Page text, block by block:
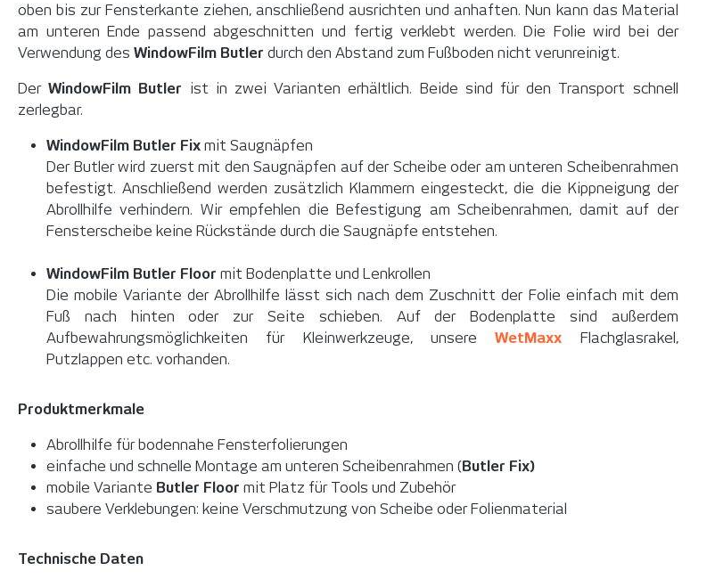
oben bis zur Fensterkante ziehen, anschließend ausrichten und anhaften. Nun kann das Material
am unteren Ende passend abgeschnitten und fertig verklebt werden. Die Folie wird bei der
Verwendung des WindowFilm Butler durch den Abstand zum Fußboden nicht verunreinigt.
DerWindowFilm Butler ist in zwei Varianten erhältlich. Beide sind für den Transport schnell
zerlegbar.
WindowFilm Butler Fix mit Saugnäpfen
Der Butler wird zuerst mit den Saugnäpfen auf der Scheibe oder am unteren Scheibenrahmen
befestigt. Anschließend werden zusätzlich Klammern eingesteckt, die die Kippneigung der
Abrollhilfe verhindern. Wir empfehlen die Befestigung am Scheibenrahmen, damit auf der
Fensterscheibe keine Rückstände durch die Saugnäpfe entstehen.
WindowFilm Butler Floor mit Bodenplatte und Lenkrollen
Die mobile Variante der Abrollhilfe lässt sich nach dem Zuschnitt der Folie einfach mit dem
Fuß nach hinten oder zur Seite schieben. Auf der Bodenplatte sind außerdem
Aufbewahrungsmöglichkeiten für Kleinwerkzeuge, unsereWetMaxx Flachglasrakel,
Putzlappen etc. vorhanden.
Produktmerkmale
Abrollhilfe für bodennahe Fensterfolierungen
einfache und schnelle Montage am unteren Scheibenrahmen (Butler Fix)
mobile Variante Butler Floor mit Platz für Tools und Zubehör
saubere Verklebungen: keine Verschmutzung von Scheibe oder Folienmaterial
Technische Daten